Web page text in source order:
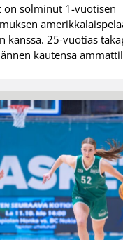
on solminut 1-vuotisen
kanssa. 25-vuotias
kautensa